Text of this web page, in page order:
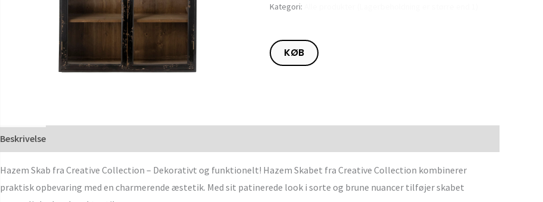
Kategori:
KØB
Beskrivelse
Hazem Skab fra Creative Collection – Dekorativt og funktionelt! Hazem Skabet fra Creative Collection kombinerer
praktisk opbevaring med en charmerende æstetik. Med sit patinerede look i sorte og brune nuancer tilføjer skabet